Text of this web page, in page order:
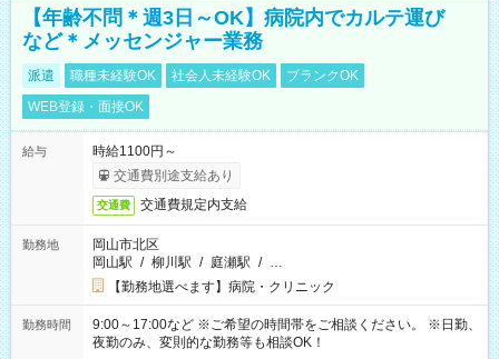
【年齢不問＊週3日～OK】病院内でカルテ運び
など＊メッセンジャー業務
派遣 職種未経験OK 社会人未経験OK
ブランクOK
WEB登録・面接OK
給与
時給1100円～
交通費別途支給あり
交通費 交通費規定内支給
勤務地
岡山市北区
岡山駅 / 柳川駅 / 庭瀬駅 / …
【勤務地選べます】病院・クリニック
勤務時間
9:00～17:00など ※ご希望の時間帯をご相談ください。 ※日勤、
夜勤のみ、変則的な勤務等も相談OK！